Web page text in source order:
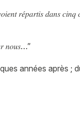
𝑟𝑒́𝑝𝑎𝑟𝑡𝑖𝑠 𝑑𝑎𝑛𝑠 𝑐𝑖𝑛𝑞
𝑛𝑜𝑢𝑠…”
années après ;